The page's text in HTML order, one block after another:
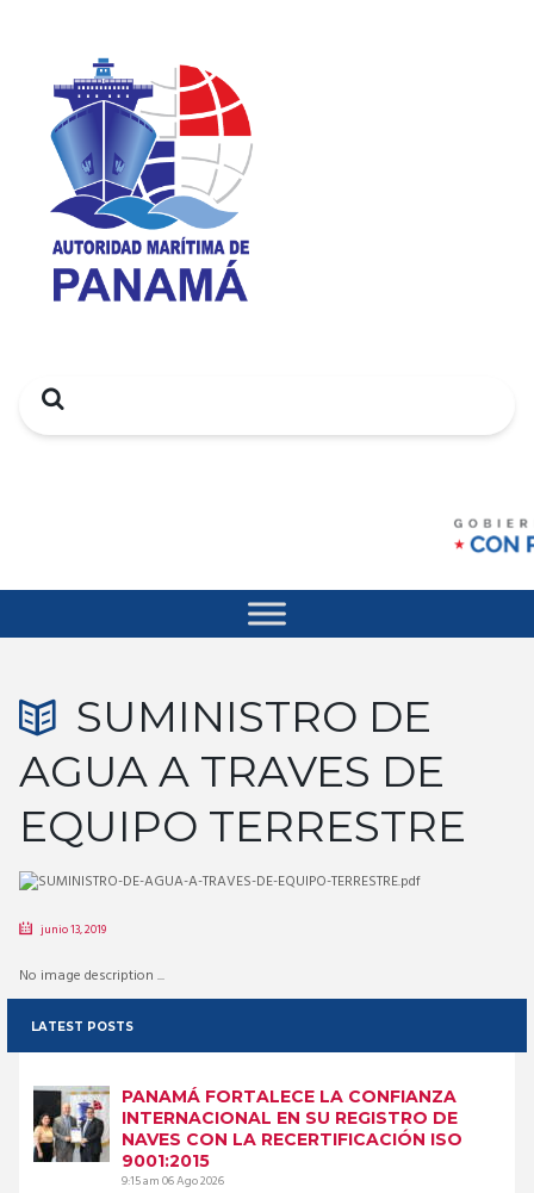
Search
SUMINISTRO DE
AGUA A TRAVES DE
EQUIPO TERRESTRE
junio 13, 2019
No image description ...
LATEST POSTS
PANAMÁ FORTALECE LA CONFIANZA
INTERNACIONAL EN SU REGISTRO DE
NAVES CON LA RECERTIFICACIÓN ISO
9001:2015
9:15 am06 Ago 2026